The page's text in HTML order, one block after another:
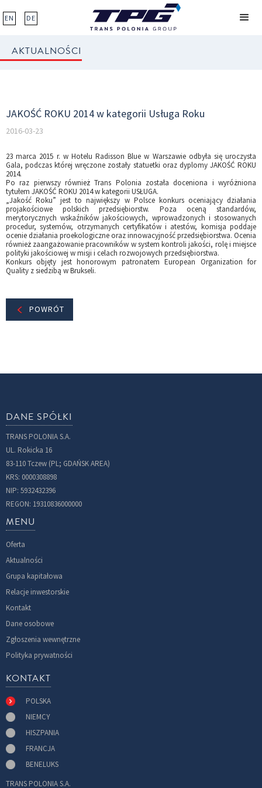
EN DE
AKTUALNOŚCI
JAKOŚĆ ROKU 2014 w kategorii Usługa Roku
2016-03-23
23 marca 2015 r. w Hotelu Radisson Blue w Warszawie odbyła się uroczysta
Gala, podczas której wręczone zostały statuetki oraz dyplomy JAKOŚĆ ROKU
2014.
Po raz pierwszy również Trans Polonia została doceniona i wyróżniona
tytułem JAKOŚĆ ROKU 2014 w kategorii USŁUGA.
„Jakość Roku” jest to największy w Polsce konkurs oceniający działania
projakościowe polskich przedsiębiorstw. Poza oceną standardów,
merytorycznych wskaźników jakościowych, wprowadzonych i stosowanych
procedur, systemów, otrzymanych certyfikatów i atestów, komisja poddaje
ocenie działania proekologiczne oraz innowacyjność przedsiębiorstwa. Ocenia
również zaangażowanie pracowników w system kontroli jakości, rolę i miejsce
polityki jakościowej w misji i celach rozwojowych przedsiębiorstwa.
Konkurs objęty jest honorowym patronatem European Organization for
Quality z siedzibą w Brukseli.
POWRÓT
DANE SPÓŁKI
TRANS POLONIA S.A.
UL. Rokicka 16
83-110 Tczew (PL; GDAŃSK AREA)
KRS: 0000308898
NIP: 5932432396
REGON: 19310836000000
MENU
Oferta
Aktualności
Grupa kapitałowa
Relacje inwestorskie
Kontakt
Dane osobowe
Zgłoszenia wewnętrzne
Polityka prywatności
KONTAKT
POLSKA
NIEMCY
HISZPANIA
FRANCJA
BENELUKS
TRANS POLONIA S.A.